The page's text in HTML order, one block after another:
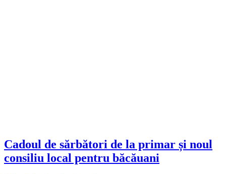
Cadoul de sărbători de la primar și noul
consiliu local pentru băcăuani